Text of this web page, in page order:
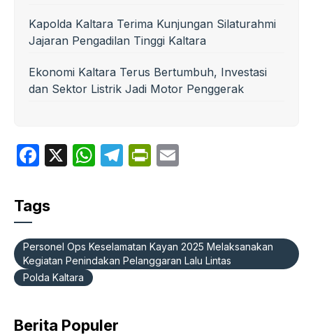
Kapolda Kaltara Terima Kunjungan Silaturahmi
Jajaran Pengadilan Tinggi Kaltara
Ekonomi Kaltara Terus Bertumbuh, Investasi
dan Sektor Listrik Jadi Motor Penggerak
F
c
e
b
o
o
X
W
A
p
T
a
m
P
ie
n
Tags
Personel Ops Keselamatan Kayan 2025 Melaksanakan
Kegiatan Penindakan Pelanggaran Lalu Lintas
Polda Kaltara
Berita Populer